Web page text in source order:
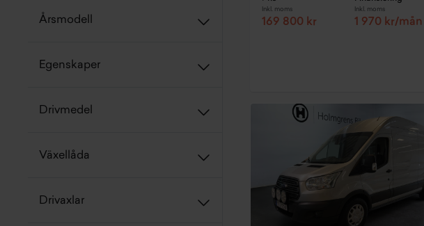
Årsmodell
Egenskaper
Drivmedel
Växellåda
Drivaxlar
Inkl. moms
169 800 kr
Inkl. moms
1 970 kr/mån